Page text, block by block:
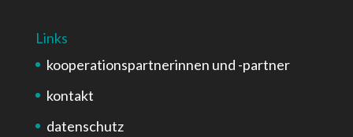
Links
kooperationspartnerinnen und -partner
kontakt
datenschutz